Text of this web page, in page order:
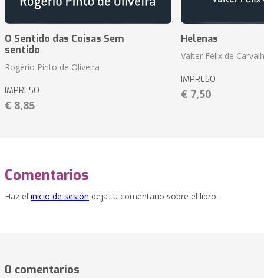
O Sentido das Coisas Sem
sentido
Rogério Pinto de Oliveira
IMPRESO
€ 8,85
Helenas
Valter Félix de
IMPRESO
€ 7,50
Comentarios
Haz el inicio de sesión deja tu comentario sobre el libro.
0 comentarios